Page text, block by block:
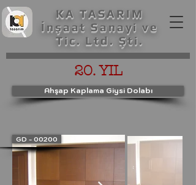
KA TASARIM
İnşaat Sanayi ve
Tic. Ltd. Şti.
20. YIL
Ahşap Kaplama Giysi Dolabı
GD - 00200